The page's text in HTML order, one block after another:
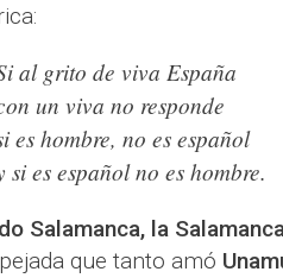
al grito de viva España
un viva no responde
es hombre, no es español
si es español no es hombre.
Salamanca, la
que tanto amó